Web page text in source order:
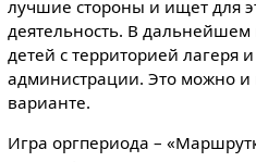
лучшие стороны и ищет для
деятельность. В
детей с территорией
администрации. Это можно и
варианте.
Игра оргпериода –